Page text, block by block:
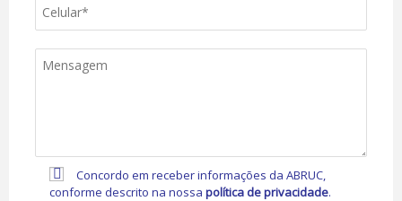
Concordo em receber informações da ABRUC,
conforme descrito na nossapolítica de privacidade.